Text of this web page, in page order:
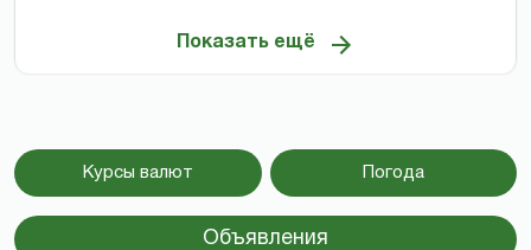
Показать ещё
Курсы валют Погода
Объявления